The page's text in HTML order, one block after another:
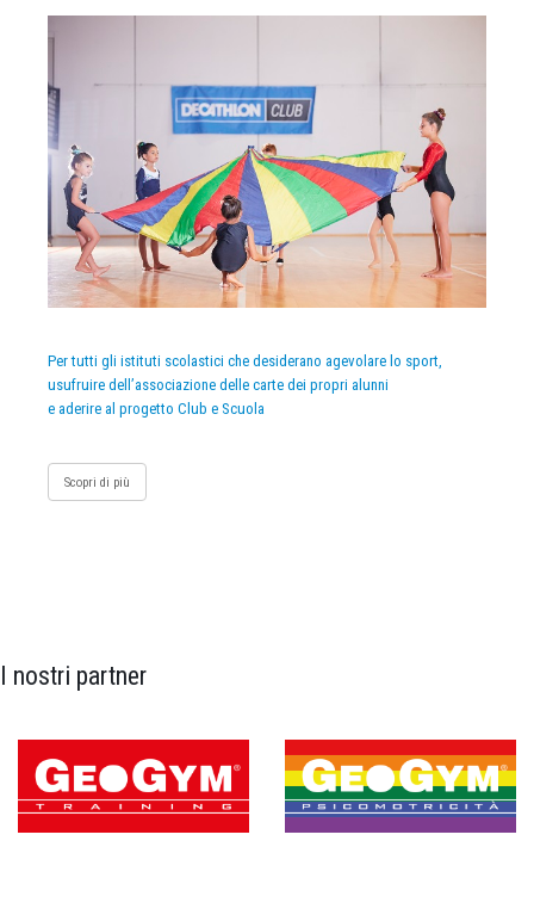
Per tutti gli istituti scolastici che desiderano agevolare lo sport,
usufruire dell’associazione delle carte dei propri alunni
e aderire al progetto Club e Scuola
Scopri di più
I nostri partner